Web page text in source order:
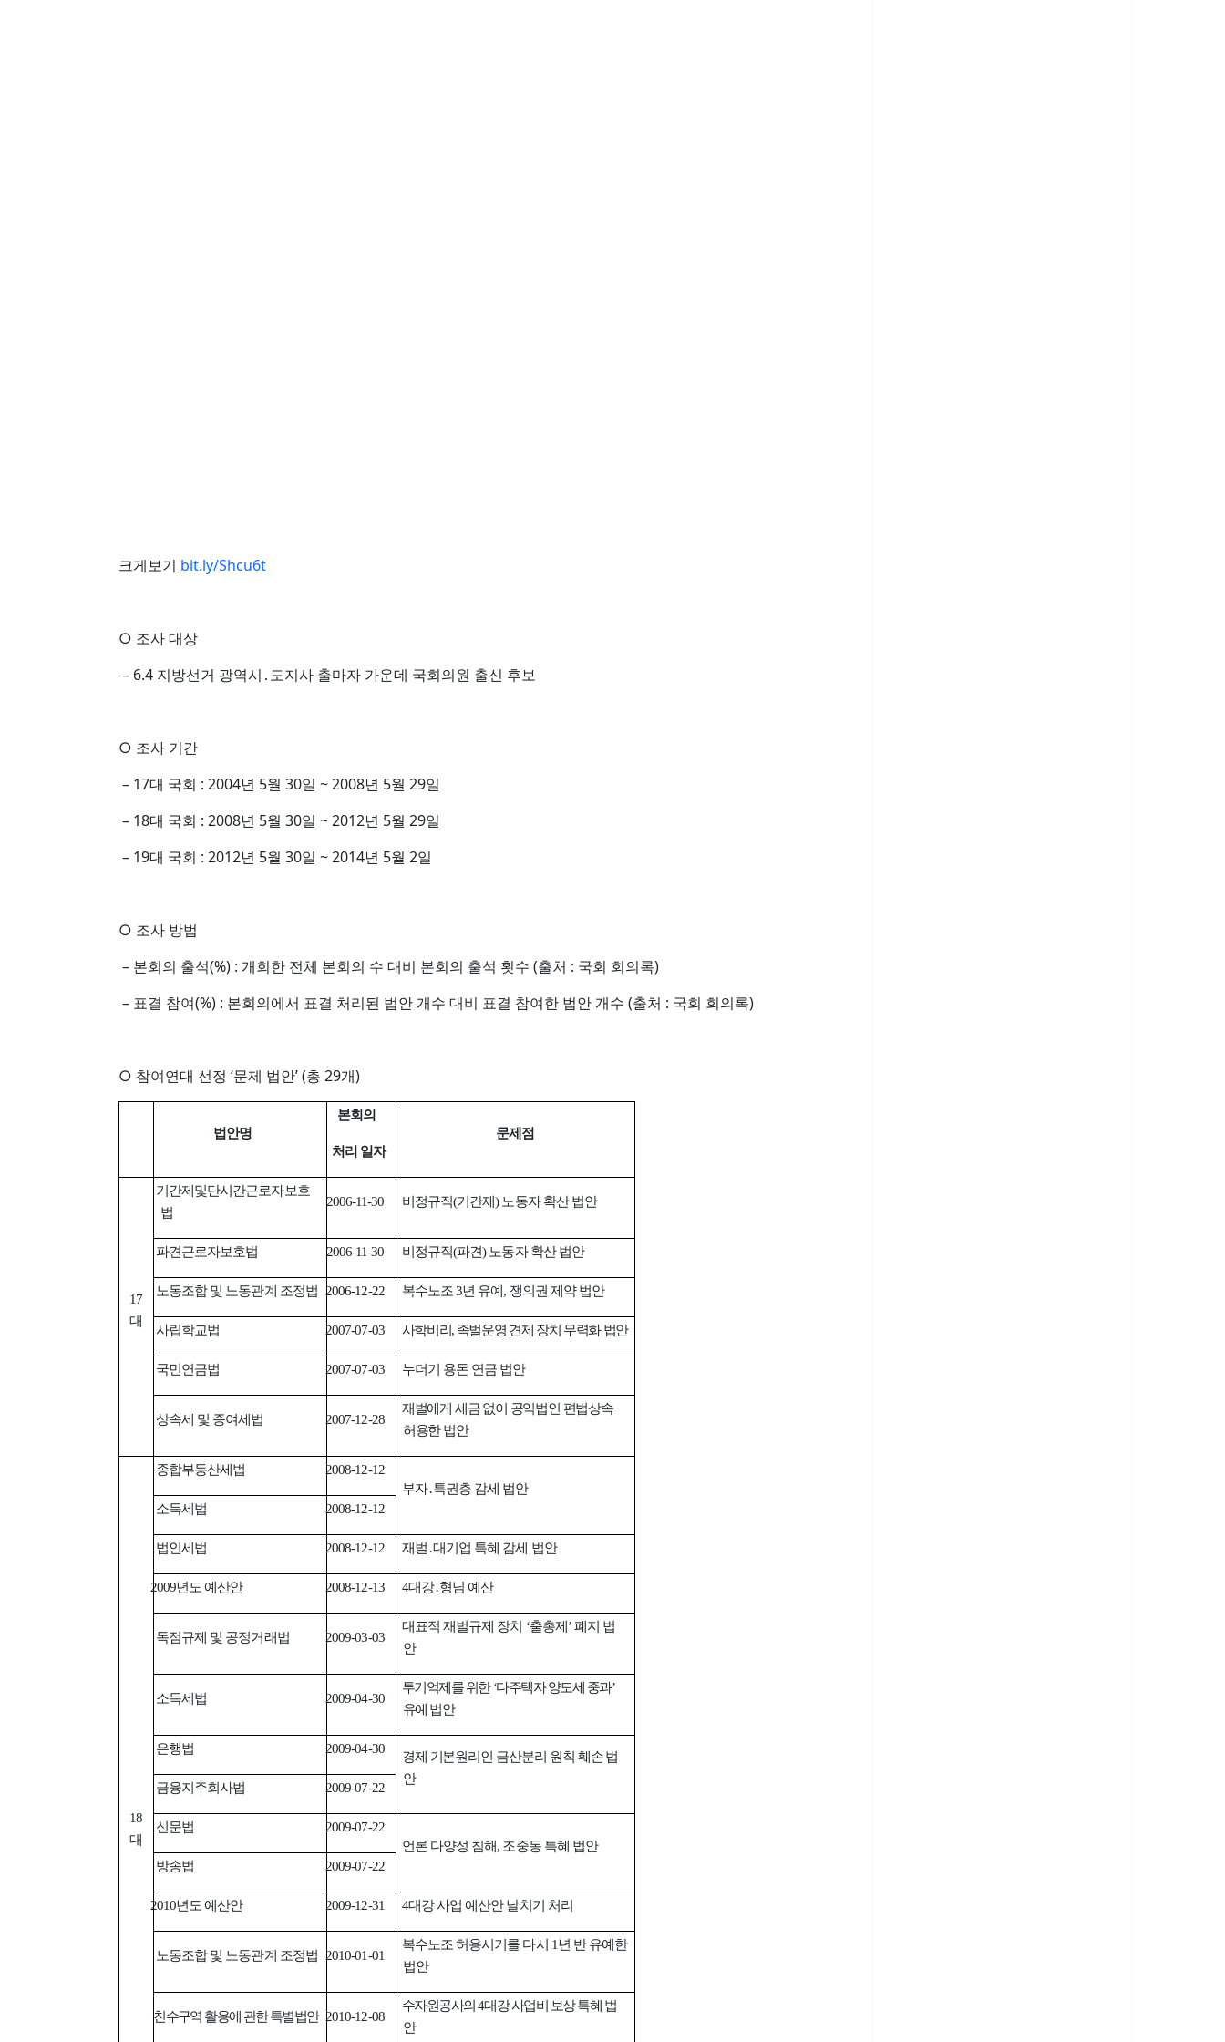
크게보기 bit.ly/Shcu6t
○ 조사 대상
– 6.4 지방선거 광역시․도지사 출마자 가운데 국회의원 출신 후보
○ 조사 기간
– 17대 국회 : 2004년 5월 30일 ~ 2008년 5월 29일
– 18대 국회 : 2008년 5월 30일 ~ 2012년 5월 29일
– 19대 국회 : 2012년 5월 30일 ~ 2014년 5월 2일
○ 조사 방법
– 본회의 출석(%) : 개회한 전체 본회의 수 대비 본회의 출석 횟수 (출처 : 국회 회의록)
– 표결 참여(%) : 본회의에서 표결 처리된 법안 개수 대비 표결 참여한 법안 개수 (출처 : 국회 회의록)
○ 참여연대 선정 ‘문제 법안’ (총 29개)
법안명
본회의
처리 일자
문제점
17
대
기간제및단시간근로자보호
법
2006-11-30 비정규직(기간제)노동자 확산 법안
파견근로자보호법 2006-11-30 비정규직(파견)노동자 확산 법안
노동조합 및 노동관계 조정법 2006-12-22 복수노조3년 유예, 쟁의권 제약 법안
사립학교법 2007-07-03 사학비리, 족벌운영 견제 장치 무력화 법안
국민연금법 2007-07-03 누더기 용돈 연금 법안
상속세 및 증여세법 2007-12-28
재벌에게 세금 없이 공익법인 편법상속
허용한 법안
18
대
종합부동산세법 2008-12-12
부자․특권층 감세 법안
소득세법
2008-12-12
법인세법 2008-12-12 재벌․대기업 특혜 감세 법안
2009년도 예산안 2008-12-13 4대강․형님 예산
독점규제 및 공정거래법 2009-03-03
대표적 재벌규제 장치 ‘출총제’폐지 법
안
소득세법 2009-04-30
투기억제를 위한‘다주택자 양도세 중과’
유예 법안
은행법 2009-04-30
경제 기본원리인 금산분리 원칙 훼손 법
안
금융지주회사법 2009-07-22
신문법 2009-07-22
언론 다양성 침해, 조중동 특혜 법안
방송법
2009-07-22
2010년도 예산안 2009-12-31 4대강 사업 예산안 날치기 처리
노동조합 및 노동관계 조정법 2010-01-01
복수노조 허용시기를 다시 1년 반 유예한
법안
친수구역 활용에 관한 특별법안 2010-12-08
수자원공사의4대강 사업비 보상 특혜 법
안